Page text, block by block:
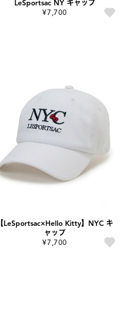
LeSportsac NY キャップ
¥7,700
【LeSportsac×Hello Kitty】NYC キ
ャップ
¥7,700